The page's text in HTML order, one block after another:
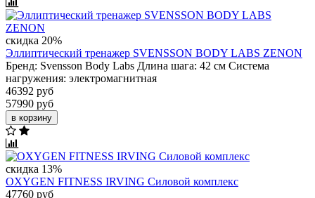
скидка 20%
Эллиптический тренажер SVENSSON BODY LABS ZENON
Бренд: Svensson Body Labs Длина шага: 42 см Система
нагружения: электромагнитная
46392 руб
57990 руб
в корзину
скидка 13%
OXYGEN FITNESS IRVING Силовой комплекс
47760 руб